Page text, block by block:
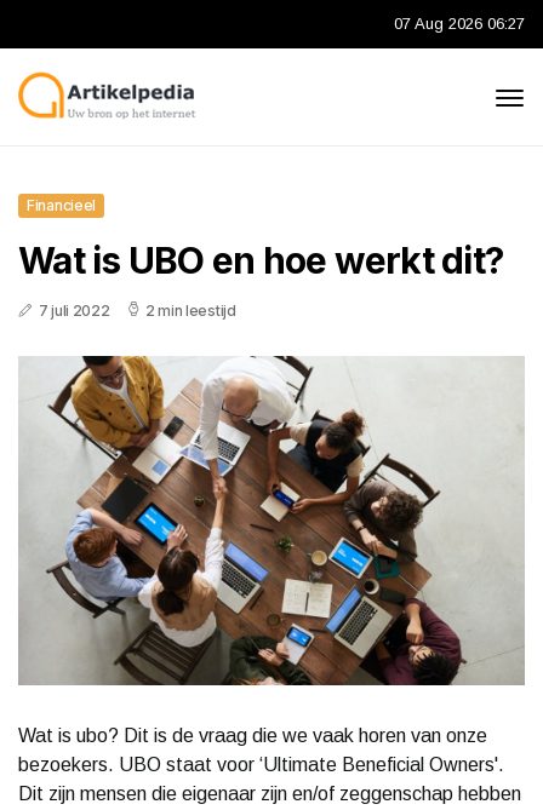
07 Aug 2026 06:27
Financieel
Wat is UBO en hoe werkt dit?
7 juli 2022 2 min leestijd
Wat is ubo? Dit is de vraag die we vaak horen van onze
bezoekers. UBO staat voor ‘Ultimate Beneficial Owners'.
Dit zijn mensen die eigenaar zijn en/of zeggenschap hebben